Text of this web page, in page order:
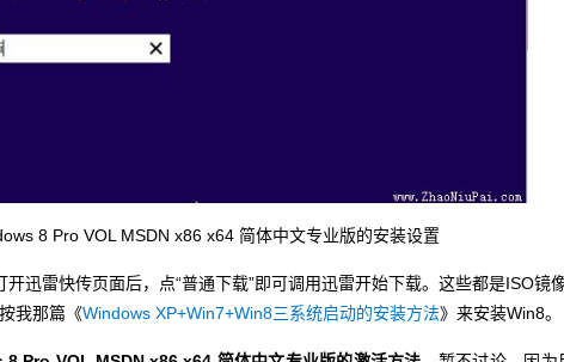
8 Pro VOL MSDN x86 x64 简体中文专业版的安装设置
雷快传页面后，点“普通下载”即可调用迅雷开始下载。这些都是ISO镜
我那篇《Windows XP+Win7+Win8三系统启动的安装方法》来安装Win8。